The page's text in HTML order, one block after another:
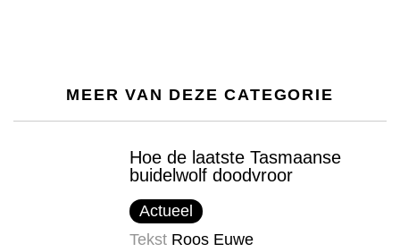
MEER VAN DEZE CATEGORIE
Hoe de laatste Tasmaanse
buidelwolf doodvroor
Actueel
Tekst Roos Euwe